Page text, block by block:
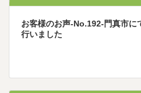
お客様のお声-No.192-門真市に
行いました